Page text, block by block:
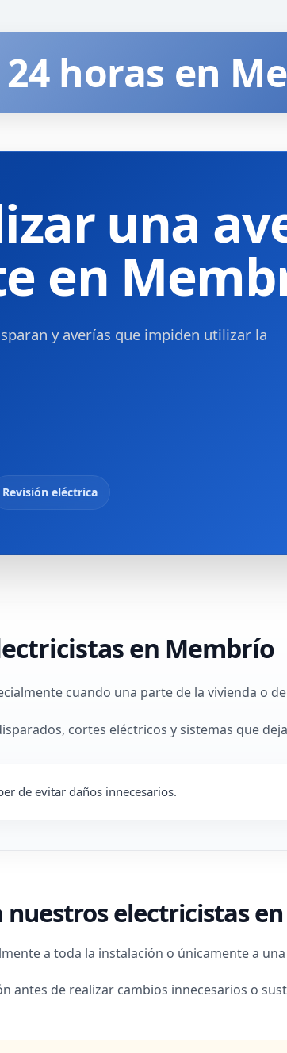
horas en
una
en
y averías que impiden utilizar la
Revisión eléctrica
en Membrío
cuando una parte de la vivienda o
cortes eléctricos y sistemas que
de evitar daños innecesarios.
electricistas
a toda la instalación o únicamente a
de realizar cambios innecesarios o